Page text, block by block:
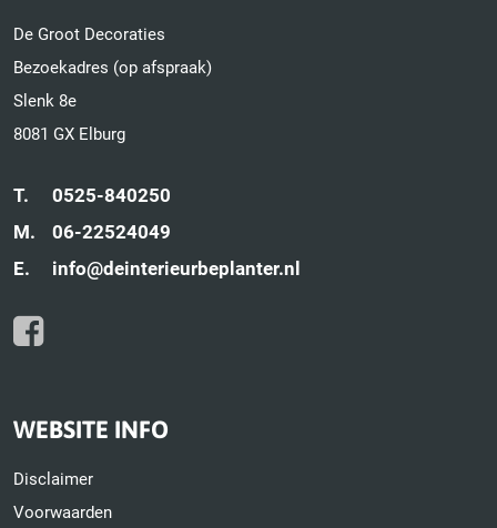
De Groot Decoraties
Bezoekadres (op afspraak)
Slenk 8e
8081 GX Elburg
T.
0525-840250
M.
06-22524049
E.
info@deinterieurbeplanter.nl
WEBSITE INFO
Disclaimer
Voorwaarden